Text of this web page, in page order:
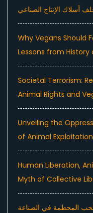
أسلاك الإنتاج الصناعي
Why Vegans Should
Lessons from
Societal Terrorism:
Animal Rights and
Unveiling the
of Animal Exploitation
Human Liberation,
Myth of Collective
المحطمة في الصناعة